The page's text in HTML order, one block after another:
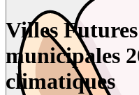
Villes
municipales
climatiques